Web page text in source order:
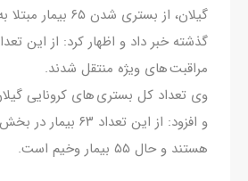
گیلان، از بستری شدن
مراقبت های ویژه منتقل شدند.
و افزود: از این
هستند و حال ۵۵ بیمار وخیم است.